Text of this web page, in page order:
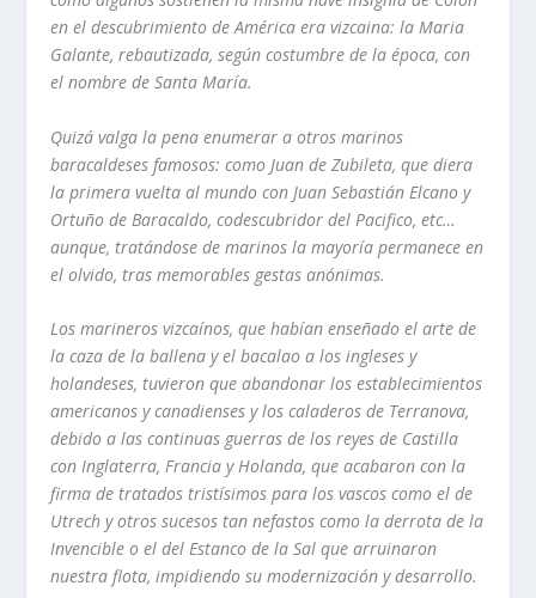
en eldescubrimiento de América era vizcaina: la Maria
Galante, rebautizada, segúncostumbre de la época, con
el nombre de Santa Marí­a.
Quizá valga la pena enumerar a otros marinos
baracaldeses famosos: como Juan deZubileta, que diera
la primera vuelta al mundo con JuanSebastián Elcano y
Ortuño de Baracaldo, codescubridor del Pacifico, etc…
aunque, tratándose de marinos la mayorí­a permanece en
el olvido, tras memorables gestas anónimas.
Los marinerosvizcaí­nos, que habí­an enseñado el arte de
la caza de la ballena y el bacalao a los ingleses y
holandeses, tuvieron que abandonar los establecimientos
americanos y canadienses y los caladeros de Terranova,
debido a las continuas guerras de los reyes de Castilla
con Inglaterra, Francia y Holanda, que acabaron con la
firma de tratadostristí­simos para los vascos como el de
Utrech y otros sucesos tannefastos como la derrota de la
Invencible o el del Estanco de la Sal que arruinaron
nuestra flota, impidiendo su modernización y desarrollo.